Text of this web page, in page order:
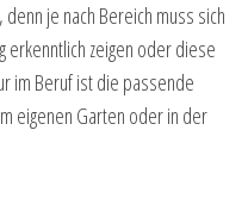
je nach Bereich muss sich
zeigen oder diese
im Beruf ist die passende
eigenen Garten oder in der